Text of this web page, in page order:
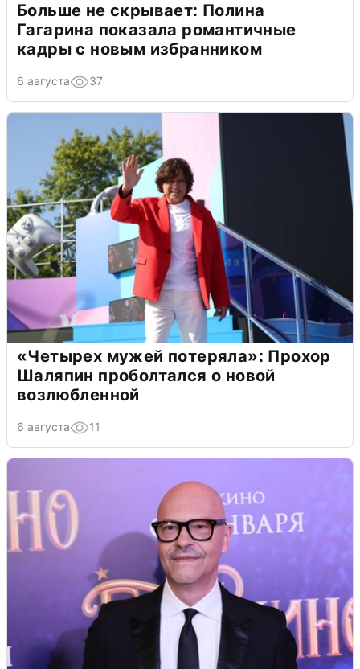
Больше не скрывает: Полина
Гагарина показала романтичные
кадры с новым избранником
6 августа 37
«Четырех мужей потеряла»: Прохор
Шаляпин проболтался о новой
возлюбленной
6 августа 11